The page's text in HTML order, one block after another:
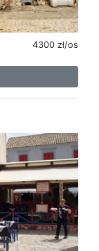
4300 zł/os